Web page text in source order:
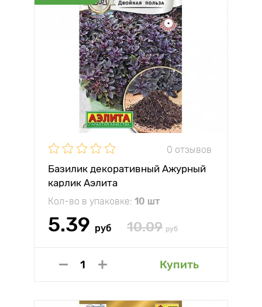
0 отзывов
Базилик декоративный Ажурный
карлик Аэлита
Кол-во в упаковке: 10 шт
5.39 руб 10.09 руб
Купить